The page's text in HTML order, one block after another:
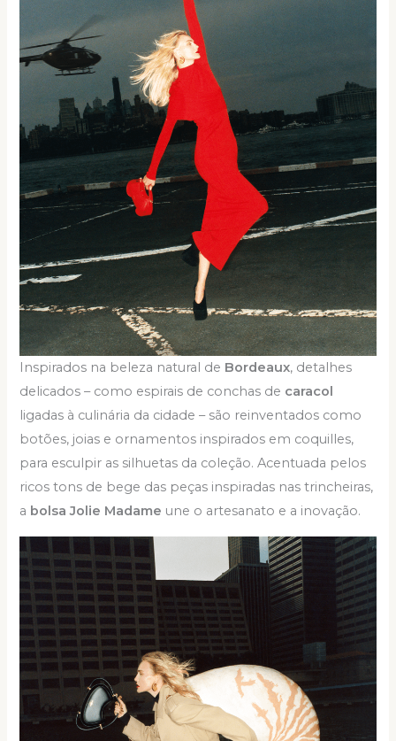
Inspirados na beleza natural de Bordeaux, detalhes
delicados – como espirais de conchas de caracol
ligadas à culinária da cidade – são reinventados como
botões, joias e ornamentos inspirados em coquilles,
para esculpir as silhuetas da coleção. Acentuada pelos
ricos tons de bege das peças inspiradas nas trincheiras,
a bolsa Jolie Madame une o artesanato e a inovação.